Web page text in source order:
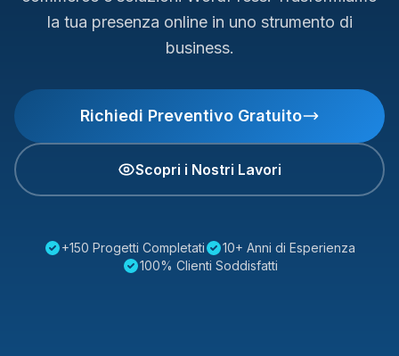
la tua presenza online in uno strumento di
business.
Richiedi Preventivo Gratuito
Scopri i Nostri Lavori
+150 Progetti Completati
10+ Anni di Esperienza
100% Clienti Soddisfatti